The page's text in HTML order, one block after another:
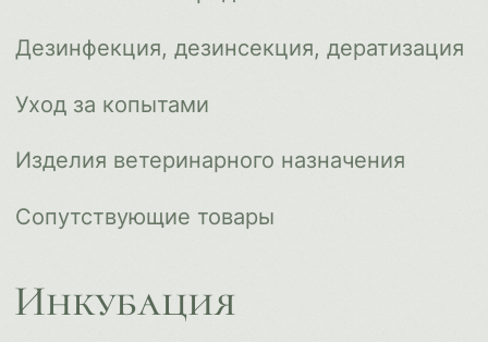
Design...ed
Design by
ips66@bk.ru
+7 343 264 51 17
© ИПС «Сведловская» 2023